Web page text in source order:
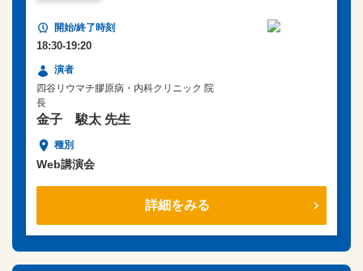
18:30-19:20
四谷リウマチ膠原病・内科クリニック 院
長
金子 駿太 先生
Web講演会
詳細をみる